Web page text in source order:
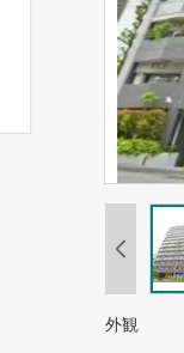
外観